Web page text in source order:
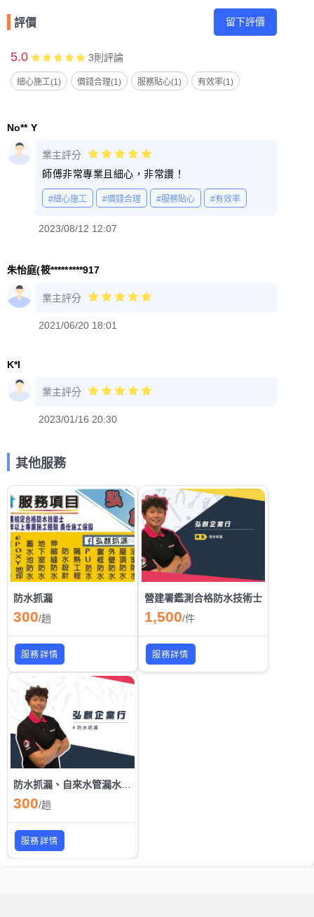
評價 留下評價
5.0 3則評論
細心施工(1) 價錢合理(1) 服務貼心(1) 有效率(1)
No** Y
業主評分
師傅非常專業且細心，非常讚！
#細心施工 #價錢合理 #服務貼心 #有效率
2023/08/12 12:07
朱怡庭(筱*********917
業主評分
2021/06/20 18:01
K*I
業主評分
2023/01/16 20:30
其他服務
防水抓漏
300/趟
服務詳情
營建署鑑測合格防水技術士
1,500/件
服務詳情
防水抓漏、自來水管漏水免打壁
300/趟
服務詳情